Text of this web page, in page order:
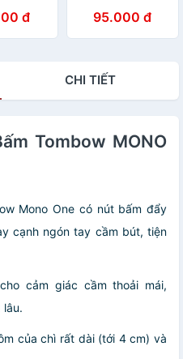
size
(Mã
đ
GRIP 0.5mm (Mã
SP:TB-B-MoGrip)
95.000 đ
CHI TIẾT
Tombow MONO
Mono One có nút bấm đẩy
cạnh ngón tay cầm bút, tiện
cảm giác cầm thoải mái,
lâu.
của chì rất dài (tới 4 cm) và